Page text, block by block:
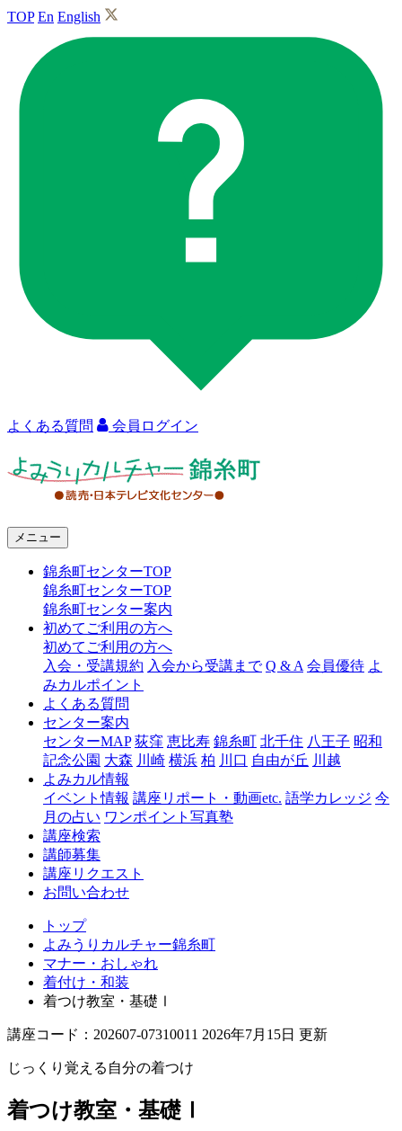
TOP En English
よくある質問 会員ログイン
ャ
糸
メニュー
錦糸町センターTOP
錦糸町センターTOP
錦糸町センター案内
初めてご利用の方へ
初めてご利用の方へ
入会・受講規約 入会から受講まで Q & A 会員優待 よ
みカルポイント
よくある質問
センター案内
センターMAP 荻窪 恵比寿 錦糸町 北千住 八王子 昭和
記念公園 大森 川崎 横浜 柏 川口 自由が丘 川越
よみカル情報
イベント情報 講座リポート・動画etc. 語学カレッジ 今
月の占い ワンポイント写真塾
講座検索
講師募集
講座リクエスト
お問い合わせ
トップ
よみうりカルチャー錦糸町
マナー・おしゃれ
着付け・和装
着つけ教室・基礎Ⅰ
講座コード：202607-07310011 2026年7月15日 更新
じっくり覚える自分の着つけ
着つけ教室・基礎Ⅰ